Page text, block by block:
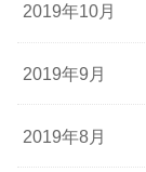
2019年10月
2019年9月
2019年8月